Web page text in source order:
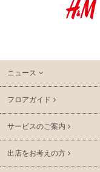
ニュース
フロアガイド
サービスのご案内
出店をお考えの方